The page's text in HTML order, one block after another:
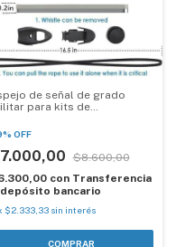
de señal de grado
para kits de
% OFF
$8.600,00
con Transferencia
bancario
$2.333,33 sin interés